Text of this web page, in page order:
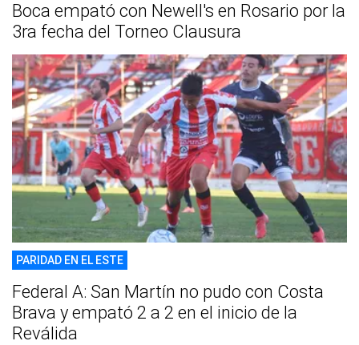
Boca empató con Newell's en Rosario por la
3ra fecha del Torneo Clausura
PARIDAD EN EL ESTE
Federal A: San Martín no pudo con Costa
Brava y empató 2 a 2 en el inicio de la
Reválida